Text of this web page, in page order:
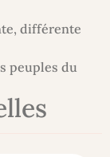
différente
peuples du